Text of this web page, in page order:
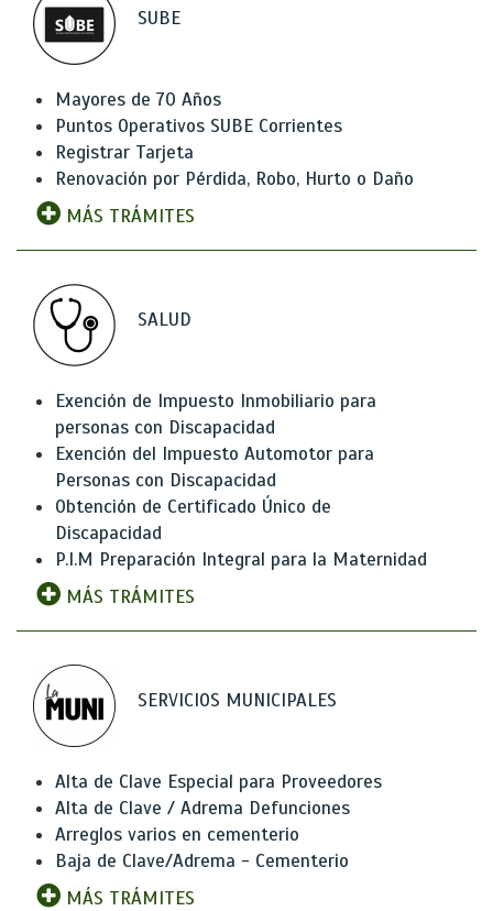
SUBE
Mayores de 70 Años
Puntos Operativos SUBE Corrientes
Registrar Tarjeta
Renovación por Pérdida, Robo, Hurto o Daño
MÁS TRÁMITES
SALUD
Exención de Impuesto Inmobiliario para
personas con Discapacidad
Exención del Impuesto Automotor para
Personas con Discapacidad
Obtención de Certificado Único de
Discapacidad
P.I.M Preparación Integral para la Maternidad
MÁS TRÁMITES
SERVICIOS MUNICIPALES
Alta de Clave Especial para Proveedores
Alta de Clave / Adrema Defunciones
Arreglos varios en cementerio
Baja de Clave/Adrema - Cementerio
MÁS TRÁMITES